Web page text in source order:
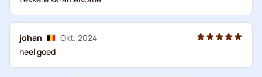
johan
Okt. 2024
heel goed